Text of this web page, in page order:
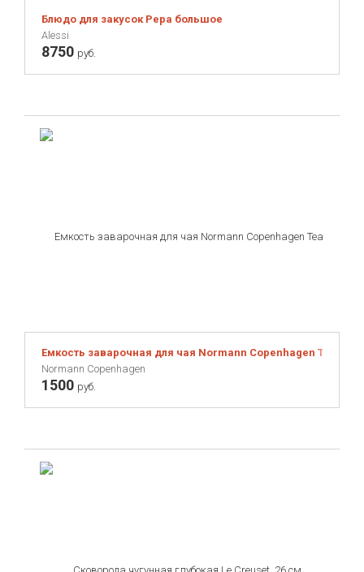
Блюдо для закусок Pepa большое
Alessi
8750 руб.
Емкость заварочная для чая Normann Copenhagen Tea Egg,
Normann Copenhagen
1500 руб.